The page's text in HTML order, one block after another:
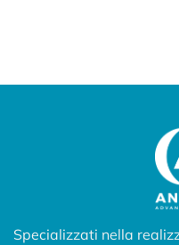
Specializzati nella